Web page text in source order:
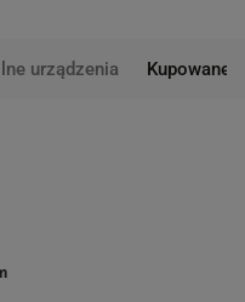
urządzenia Kupowane